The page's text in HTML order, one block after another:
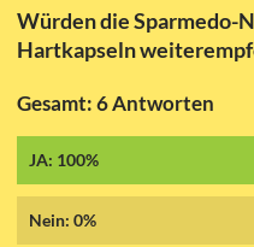
Würden die Sparmedo-
Hartkapseln
Gesamt: 6 Antworten
JA: 100%
Nein: 0%